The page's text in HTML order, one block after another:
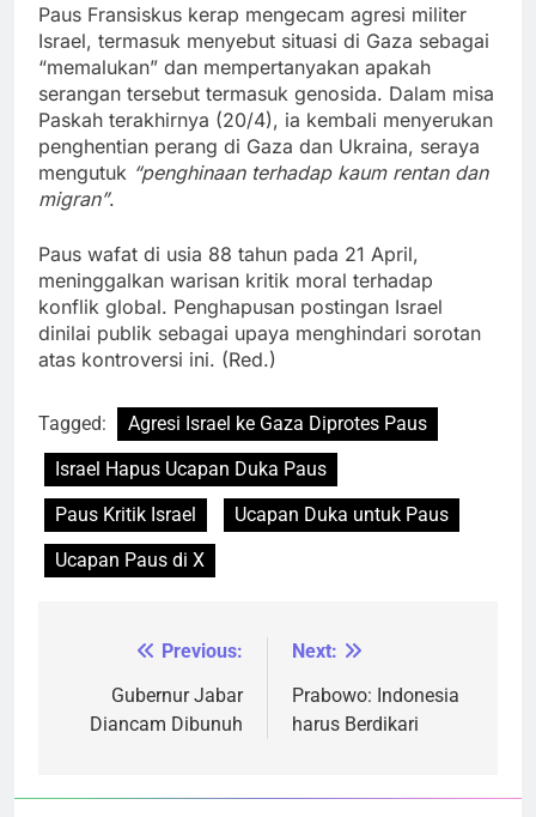
Paus Fransiskus kerap mengecam agresi militer
Israel, termasuk menyebut situasi di Gaza sebagai
“memalukan” dan mempertanyakan apakah
serangan tersebut termasuk genosida. Dalam misa
Paskah terakhirnya (20/4), ia kembali menyerukan
penghentian perang di Gaza dan Ukraina, seraya
mengutuk “penghinaan terhadap kaum rentan dan
migran”.
Paus wafat di usia 88 tahun pada 21 April,
meninggalkan warisan kritik moral terhadap
konflik global. Penghapusan postingan Israel
dinilai publik sebagai upaya menghindari sorotan
atas kontroversi ini. (Red.)
Tagged:
Agresi Israel ke Gaza Diprotes Paus
Israel Hapus Ucapan Duka Paus
Paus Kritik Israel
Ucapan Duka untuk Paus
Ucapan Paus di X
NavigasiPrevious:
Gubernur Jabar
Diancam Dibunuh
Next:
Prabowo: Indonesia
harus Berdikari